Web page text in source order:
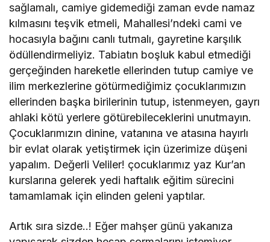
sağlamalı, camiye gidemediği zaman evde namaz
kılmasını teşvik etmeli, Mahallesi’ndeki cami ve
hocasıyla bağını canlı tutmalı, gayretine karşılık
ödüllendirmeliyiz. Tabiatın boşluk kabul etmediği
gerçeğinden hareketle ellerinden tutup camiye ve
ilim merkezlerine götürmediğimiz çocuklarımızın
ellerinden başka birilerinin tutup, istenmeyen, gayrı
ahlaki kötü yerlere götürebileceklerini unutmayın.
Çocuklarımızın dinine, vatanına ve atasına hayırlı
bir evlat olarak yetiştirmek için üzerimize düşeni
yapalım. Değerli Veliler! çocuklarımız yaz Kur’an
kurslarına gelerek yedi haftalık eğitim sürecini
tamamlamak için elinden geleni yaptılar.
Artık sıra sizde..! Eğer mahşer günü yakanıza